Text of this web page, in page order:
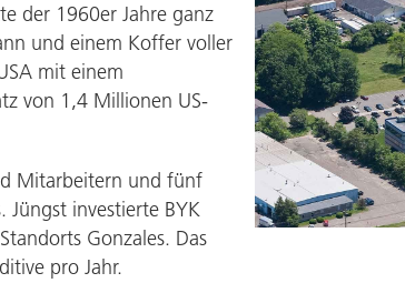
der 1960er Jahre ganz
und einem Koffer voller
mit einem
von 1,4 Millionen US-
Mitarbeitern und fünf
Jüngst investierte BYK
Gonzales. Das
pro Jahr.